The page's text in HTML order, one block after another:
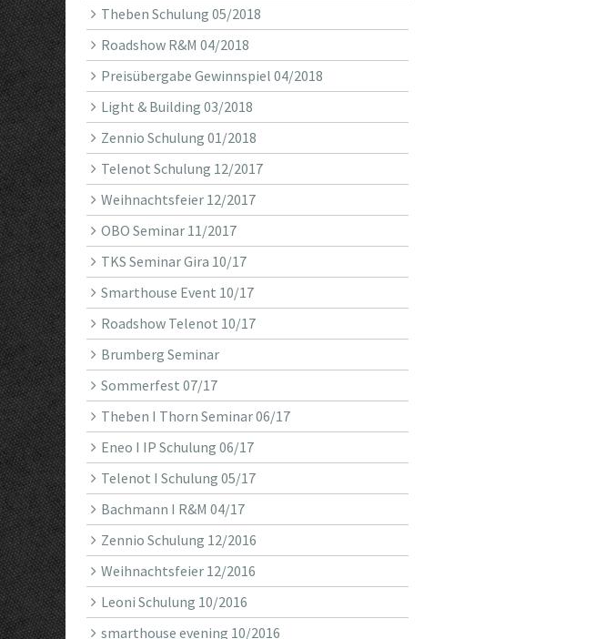
Theben Schulung 05/2018
Roadshow R&M 04/2018
Preisübergabe Gewinnspiel 04/2018
Light & Building 03/2018
Zennio Schulung 01/2018
Telenot Schulung 12/2017
Weihnachtsfeier 12/2017
OBO Seminar 11/2017
TKS Seminar Gira 10/17
Smarthouse Event 10/17
Roadshow Telenot 10/17
Brumberg Seminar
Sommerfest 07/17
Theben I Thorn Seminar 06/17
Eneo I IP Schulung 06/17
Telenot I Schulung 05/17
Bachmann I R&M 04/17
Zennio Schulung 12/2016
Weihnachtsfeier 12/2016
Leoni Schulung 10/2016
smarthouse evening 10/2016